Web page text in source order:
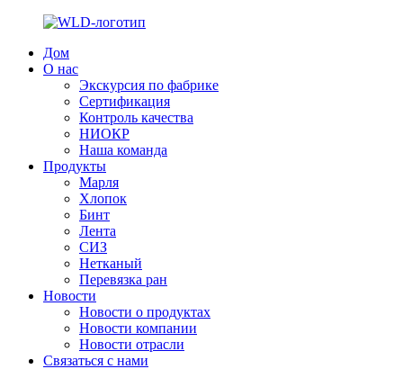
Дом
О нас
Экскурсия по фабрике
Сертификация
Контроль качества
НИОКР
Наша команда
Продукты
Марля
Хлопок
Бинт
Лента
СИЗ
Нетканый
Перевязка ран
Новости
Новости о продуктах
Новости компании
Новости отрасли
Связаться с нами